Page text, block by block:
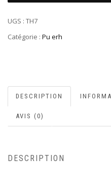
UGS : TH7
Catégorie : Pu erh
DESCRIPTION
AVIS (0)
DESCRIPTION